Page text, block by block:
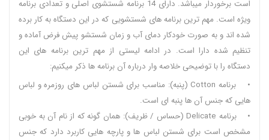
است برخوردار میباشد. دارای 14 برنامه شستشوی اصلی و تعدادی برنامه
ویژه است. مهم ترین برنامه های شستشویی که در این دستگاه به کار برده
شده اند و به صورت خودکار دمای آب و زمان شستشو پیش فرض آماده و
تنظیم شده دارا است. در ادامه لیستی از مهم ترین برنامه های این
دستگاه را با توضیحی خلاصه وار درباره آن برنامه ها ذکر میکنیم:
• برنامه Cotton (پنبه): مناسب برای شستن لباس های روزمره و لباس
هایی که جنس آن ها پنبه ای است.
• برنامه Delicate (حساس / ظریف): همان گونه که از نام آن به خوبی
مشخص است برای شستن لباس ها و پارچه هایی کاربرد دارد که جنس